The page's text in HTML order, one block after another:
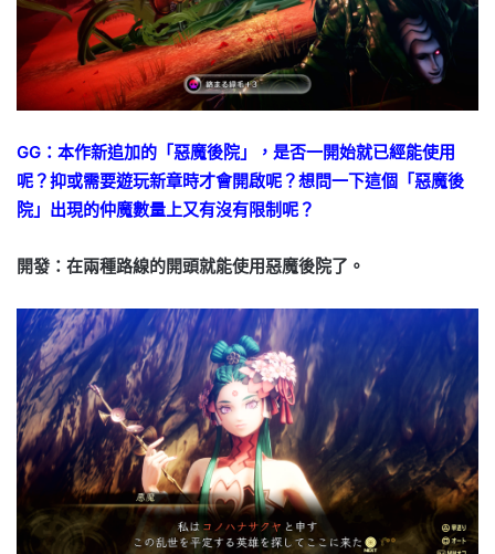
GG：本作新追加的「惡魔後院」，是否一開始就已經能使用
呢？抑或需要遊玩新章時才會開啟呢？想問一下這個「惡魔後
院」出現的仲魔數量上又有沒有限制呢？
開發：在兩種路線的開頭就能使用惡魔後院了。